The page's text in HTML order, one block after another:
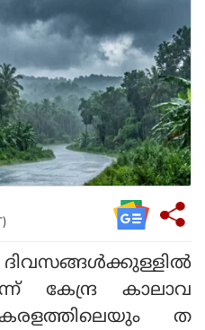
കേന്ദ്ര കാലാവ
ത